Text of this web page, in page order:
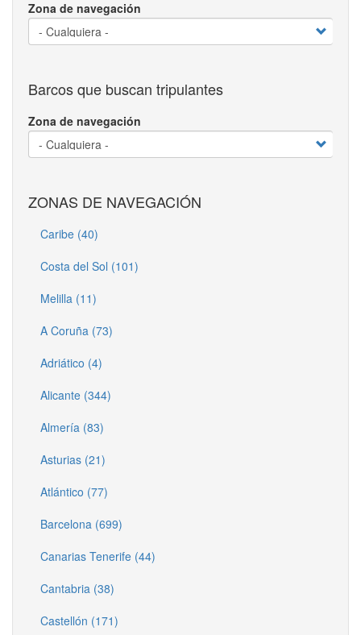
Zona de navegación
Barcos que buscan tripulantes
Zona de navegación
ZONAS DE NAVEGACIÓN
Caribe (40)
Costa del Sol (101)
Melilla (11)
A Coruña (73)
Adriático (4)
Alicante (344)
Almería (83)
Asturias (21)
Atlántico (77)
Barcelona (699)
Canarias Tenerife (44)
Cantabria (38)
Castellón (171)